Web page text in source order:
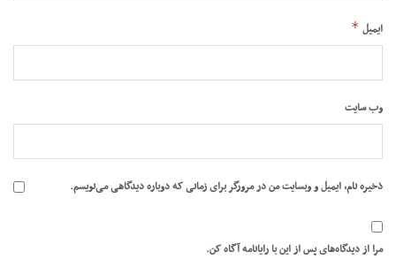
ایمیل *
وب‌ سایت
ذخیره نام، ایمیل و وبسایت من در مرورگر برای زمانی که دوباره دیدگاهی می‌نویسم.
مرا از دیدگاه‌های پس از این با رایانامه آگاه کن.